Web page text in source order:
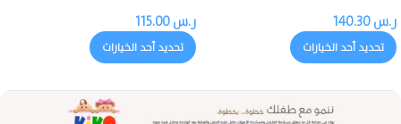
ر.س
تحديد أحد الخيارات
ر.س
تحديد أحد الخيارات